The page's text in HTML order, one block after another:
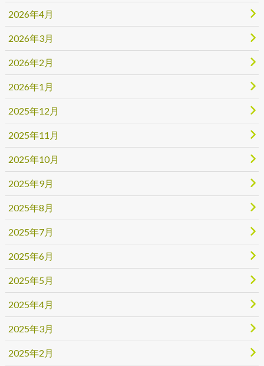
2026年4月
2026年3月
2026年2月
2026年1月
2025年12月
2025年11月
2025年10月
2025年9月
2025年8月
2025年7月
2025年6月
2025年5月
2025年4月
2025年3月
2025年2月